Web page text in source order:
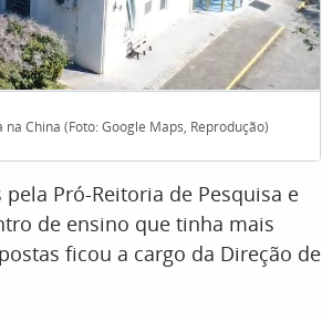
China (Foto: Google Maps, Reprodução)
Pró-Reitoria de Pesquisa e
de ensino que tinha mais
ficou a cargo da Direção de